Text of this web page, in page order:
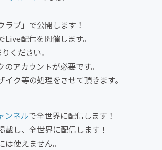
ラブ」で公開します！
配信を開催します。
ください。
アカウントが必要です。
ク等の処理をさせて頂きます。
ンネルで全世界に配信します！
載し、全世界に配信します！
使えません。